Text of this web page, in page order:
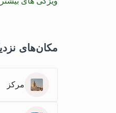
مکان‌های
مرکز